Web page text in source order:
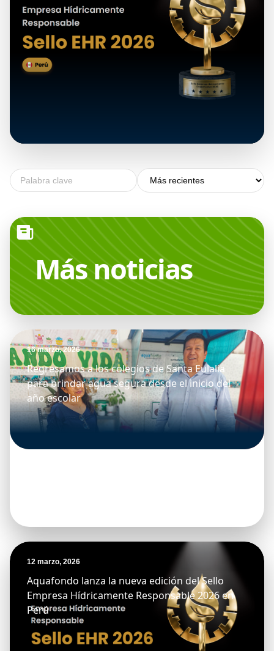
DESTACADO
12 marzo, 2026
2026 en Perú
+
Másnoticias
16 marzo, 2026
Regresamos a los colegios de Santa Eulalia
para brindar agua segura desde el inicio del
año escolar
12 marzo, 2026
Aquafondo lanza la nueva edición del Sello
Empresa Hídricamente Responsable 2026 en
Perú